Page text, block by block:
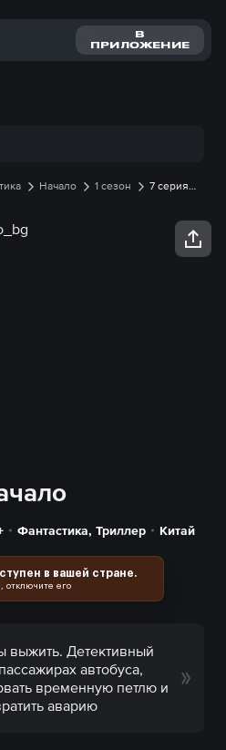
В
ПРИЛОЖЕНИЕ
Начало 1 сезон
7 серия
Фантастика, Триллер Китай
в вашей стране.
отключите его
выжить. Детективный
автобуса,
временную петлю и
аварию